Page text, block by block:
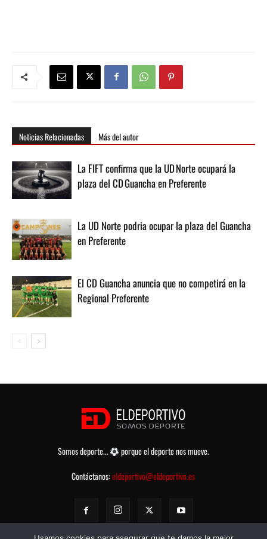
Noticias Relacionadas Más del autor
La FIFT confirma que la UD Norte ocupará la
plaza del CD Guancha en Preferente
La UD Norte podria ocupar la plaza del Guancha
en Preferente
El CD Guancha anuncia que no competirá en la
Regional Preferente
Somos deporte...
porque el deporte nos mueve.
Contáctanos:eldeportivo@eldeportivo.es